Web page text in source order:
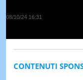
08/10/24 16:31